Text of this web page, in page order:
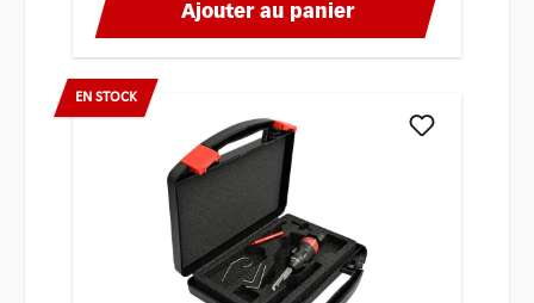
Ajouter au panier
EN STOCK